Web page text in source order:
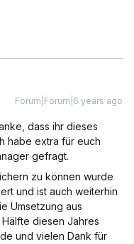
Forum|Forum|6 years ago
dass ihr dieses
habe extra für euch
gefragt.
zu können wurde
und ist auch weiterhin
Umsetzung aus
diesen Jahres
und vielen Dank für